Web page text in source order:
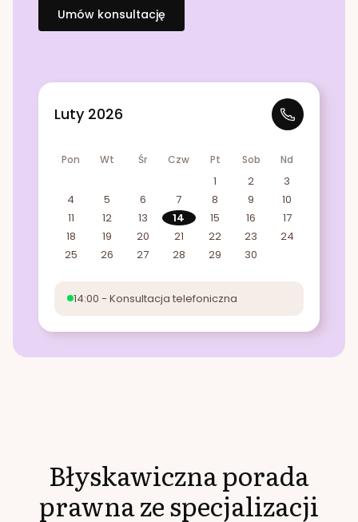
Umów konsultację
Luty 2026
Pon Wt Śr Czw Pt Sob Nd
1 2
3
4
5 6 7 8 9
10
11
12 13 14 15 16
17
18
19 20 21 22 23
24
25
26 27 28 29 30
14:00 - Konsultacja telefoniczna
Błyskawiczna porada
prawna ze specjalizacji